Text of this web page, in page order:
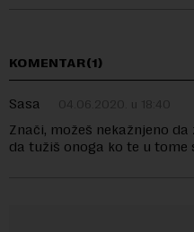
KOMENTAR(1)
Sasa 04.06.2020. u 18:40
Znači, možeš nekažnjeno
da tužiš onoga ko te u tome